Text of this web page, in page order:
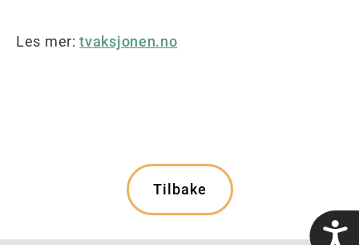
Les mer:tvaksjonen.no
Tilbake